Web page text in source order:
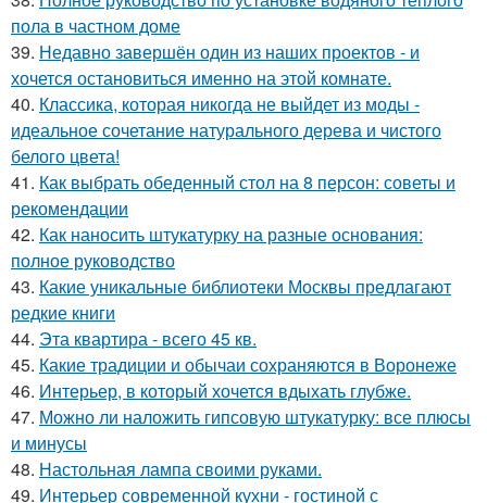
пола в частном доме
39. Недавно завершён один из наших проектов - и
хочется остановиться именно на этой комнате.
40. Классика, которая никогда не выйдет из моды -
идеальное сочетание натурального дерева и чистого
белого цвета!
41. Как выбрать обеденный стол на 8 персон: советы и
рекомендации
42. Как наносить штукатурку на разные основания:
полное руководство
43. Какие уникальные библиотеки Москвы предлагают
редкие книги
44. Эта квартира - всего 45 кв.
45. Какие традиции и обычаи сохраняются в Воронеже
46. Интерьер, в который хочется вдыхать глубже.
47. Можно ли наложить гипсовую штукатурку: все плюсы
и минусы
48. Настольная лампа своими руками.
49. Интерьер современной кухни - гостиной с